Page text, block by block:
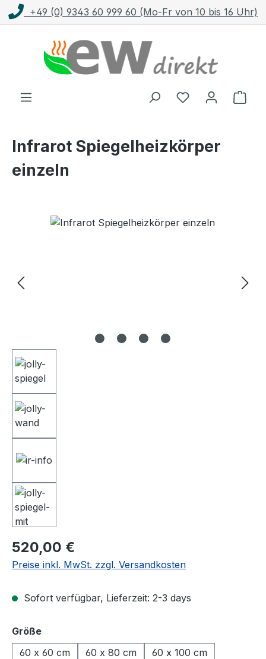
Zum Hauptinhalt springen
+49 (0) 9343 60 999 60 (Mo-Fr von 10 bis 16 Uhr)
Infrarot Spiegelheizkörper
einzeln
Bildergalerie überspringen
Regulärer Preis:
520,00 €
Preise inkl. MwSt. zzgl. Versandkosten
Sofort verfügbar, Lieferzeit: 2-3 days
Größeauswählen
60 x 60 cm
60 x 80 cm
60 x 100 cm